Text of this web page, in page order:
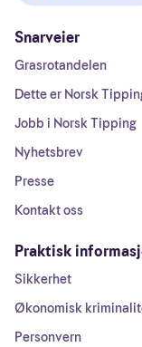
Snarveier
Grasrotandelen
Dette er Norsk
Jobb i Norsk Tipping
Nyhetsbrev
Presse
Kontakt oss
Praktisk
Sikkerhet
Økonomisk
Personvern